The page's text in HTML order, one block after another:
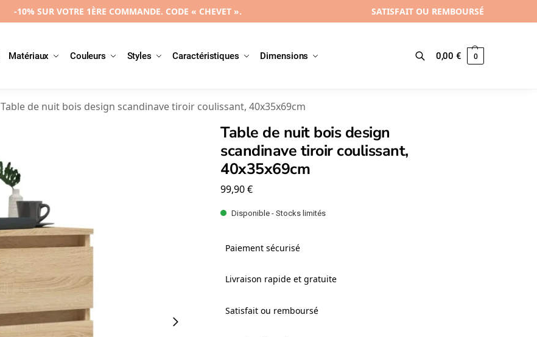
-10% SUR VOTRE 1ÈRE COMMANDE. CODE « CHEVET ». SATISFAIT OU REMBOURSÉ
Matériaux Couleurs Styles Caractéristiques Dimensions
Recherche 0,00€ 0
Table de nuit bois design scandinave tiroir coulissant, 40x35x69cm
Table de nuit bois design
scandinave tiroir coulissant,
40x35x69cm
99,90€
Disponible - Stocks limités
Paiement sécurisé
Livraison rapide et gratuite
Satisfait ou remboursé